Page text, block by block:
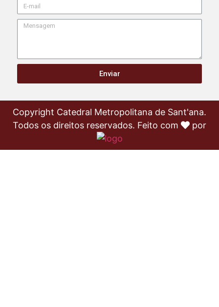
Enviar
Copyright Catedral Metropolitana de Sant'ana.
Todos os direitos reservados. Feito com
por